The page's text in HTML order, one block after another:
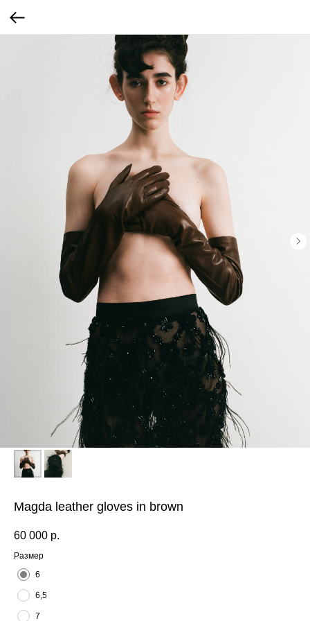
Magda leather gloves in brown
60 000 р.
Размер
6
6,5
7